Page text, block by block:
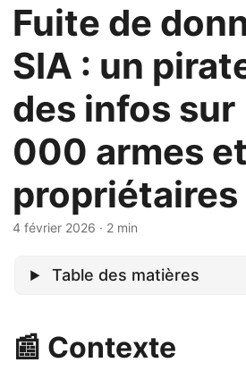
Fuite de
SIA : un
des infos sur
000 armes
propriétaires
4 février 2026 · 2 min
Table des matières
📰 Contexte